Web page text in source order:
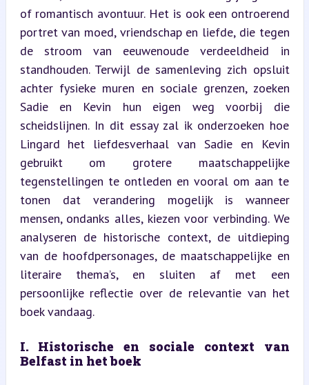
of romantisch avontuur. Het is ook een ontroerend
portret van moed, vriendschap en liefde, die tegen
de stroom van eeuwenoude verdeeldheid in
standhouden. Terwijl de samenleving zich opsluit
achter fysieke muren en sociale grenzen, zoeken
Sadie en Kevin hun eigen weg voorbij die
scheidslijnen. In dit essay zal ik onderzoeken hoe
Lingard het liefdesverhaal van Sadie en Kevin
gebruikt om grotere maatschappelijke
tegenstellingen te ontleden en vooral om aan te
tonen dat verandering mogelijk is wanneer
mensen, ondanks alles, kiezen voor verbinding. We
analyseren de historische context, de uitdieping
van de hoofdpersonages, de maatschappelijke en
literaire thema’s, en sluiten af met een
persoonlijke reflectie over de relevantie van het
boek vandaag.
I. Historische en sociale context van
Belfast in het boek